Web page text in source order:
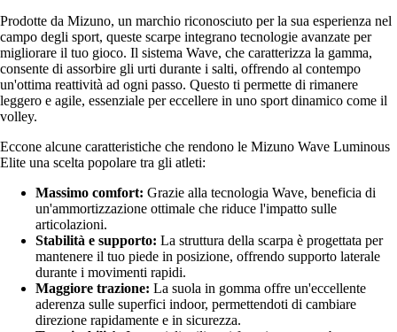
Prodotte da Mizuno, un marchio riconosciuto per la sua esperienza nel
campo degli sport, queste scarpe integrano tecnologie avanzate per
migliorare il tuo gioco. Il sistema Wave, che caratterizza la gamma,
consente di assorbire gli urti durante i salti, offrendo al contempo
un'ottima reattività ad ogni passo. Questo ti permette di rimanere
leggero e agile, essenziale per eccellere in uno sport dinamico come il
volley.
Eccone alcune caratteristiche che rendono le Mizuno Wave Luminous
Elite una scelta popolare tra gli atleti:
Massimo comfort: Grazie alla tecnologia Wave, beneficia di
un'ammortizzazione ottimale che riduce l'impatto sulle
articolazioni.
Stabilità e supporto: La struttura della scarpa è progettata per
mantenere il tuo piede in posizione, offrendo supporto laterale
durante i movimenti rapidi.
Maggiore trazione: La suola in gomma offre un'eccellente
aderenza sulle superfici indoor, permettendoti di cambiare
direzione rapidamente e in sicurezza.